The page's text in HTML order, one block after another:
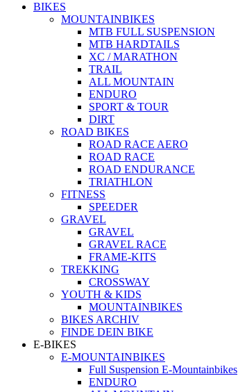
BIKES
MOUNTAINBIKES
MTB FULL SUSPENSION
MTB HARDTAILS
XC / MARATHON
TRAIL
ALL MOUNTAIN
ENDURO
SPORT & TOUR
DIRT
ROAD BIKES
ROAD RACE AERO
ROAD RACE
ROAD ENDURANCE
TRIATHLON
FITNESS
SPEEDER
GRAVEL
GRAVEL
GRAVEL RACE
FRAME-KITS
TREKKING
CROSSWAY
YOUTH & KIDS
MOUNTAINBIKES
BIKES ARCHIV
FINDE DEIN BIKE
E-BIKES
E-MOUNTAINBIKES
Full Suspension E-Mountainbikes
ENDURO